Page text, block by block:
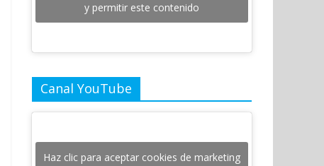
y permitir este contenido
Canal YouTube
Haz clic para aceptar cookies de marketing